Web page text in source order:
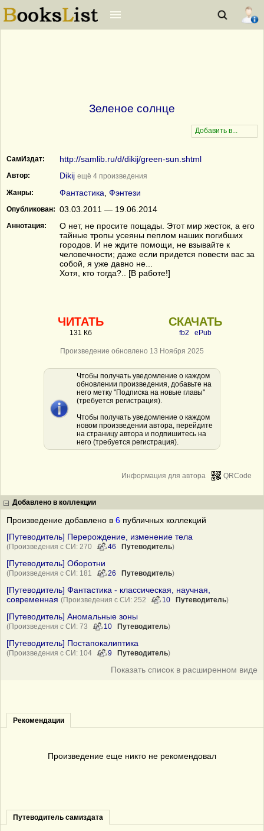
Зеленое солнце
СамИздат: http://samlib.ru/d/dikij/green-sun.shtml
Автор: Dikij ещё 4 произведения
Жанры:
Фантастика Фэнтези
Опубликован: 03.03.2011 — 19.06.2014
Аннотация:
О нет, не просите пощады. Этот мир жесток, а его
тайные тропы усеяны пеплом наших погибших
городов. И не ждите помощи, не взывайте к
человечности; даже если придется повести вас за
собой, я уже давно не...
Хотя, кто тогда?.. [В работе!]
ЧИТАТЬ
131 Кб
СКАЧАТЬ
fb2 ePub
Произведение обновлено 13 Ноября 2025
Чтобы получать уведомление о каждом
обновлении произведения, добавьте на
него метку "Подписка на новые главы"
(требуется регистрация).
Чтобы получать уведомление о каждом
новом произведении автора, перейдите
на страницу автора и подпишитесь на
него (требуется регистрация).
QRCode
Информация для автора
Добавлено в коллекции
Произведение добавлено в 6 публичных коллекций
[Путеводитель] Перерождение, изменение тела
(Произведения с СИ: 270 46 Путеводитель)
[Путеводитель] Оборотни
(Произведения с СИ: 181 26 Путеводитель)
[Путеводитель] Фантастика - классическая, научная,
современная (Произведения с СИ: 252 10 Путеводитель)
[Путеводитель] Аномальные зоны
(Произведения с СИ: 73 10 Путеводитель)
[Путеводитель] Постапокалиптика
(Произведения с СИ: 104 9 Путеводитель)
Показать список в расширенном виде
Рекомендации
Произведение еще никто не рекомендовал
Путеводитель самиздата